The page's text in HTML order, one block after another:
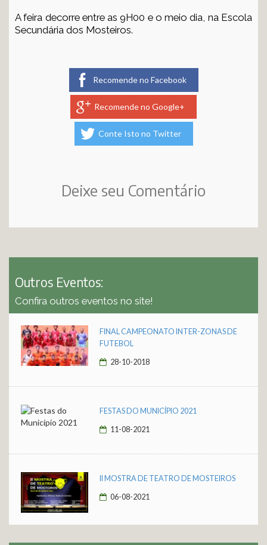
A feira decorre entre as 9H00 e o meio dia, na Escola
Secundária dos Mosteiros.
Recomende no Facebook
Recomende no Google+
Conte Isto no Twitter
Deixe seu Comentário
Outros Eventos:
Confira outros eventos no site!
FINAL CAMPEONATO INTER-ZONAS DE
FUTEBOL
28-10-2018
FESTAS DO MUNICÍPIO 2021
11-08-2021
II MOSTRA DE TEATRO DE MOSTEIROS
06-08-2021